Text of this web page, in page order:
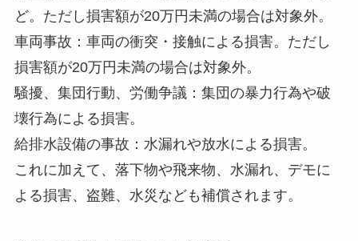
ど。ただし損害額が20万円未満の場合は対象外。
車両事故：車両の衝突・接触による損害。ただし
損害額が20万円未満の場合は対象外。
騒擾、集団行動、労働争議：集団の暴力行為や破
壊行為による損害。
給排水設備の事故：水漏れや放水による損害。
これに加えて、落下物や飛来物、水漏れ、デモに
よる損害、盗難、水災なども補償されます。